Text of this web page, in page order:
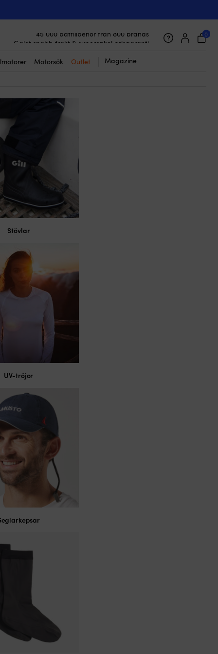
45 000 båttillbehör från 800 brands
Supernöjda kunder – 4.7/5 på Trustpilot
0
Motorsök Outlet Magazine
du kan göra. Detta för att hålla dig både varm och
för de kalla, blöta & tuffa dagarna till havs.
till riktigt bra priser (medprisgaranti) och galet snabba
Stövlar
UV-tröjor